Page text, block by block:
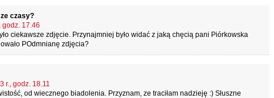
czasy?
godz. 17.46
ciekawsze zdjęcie. Przynajmniej było widać z jaką chęcią pani Piórkowska
POdmnianę zdjęcia?
r., godz. 18.11
od wiecznego biadolenia. Przyznam, ze traciłam nadzieję :) Słuszne